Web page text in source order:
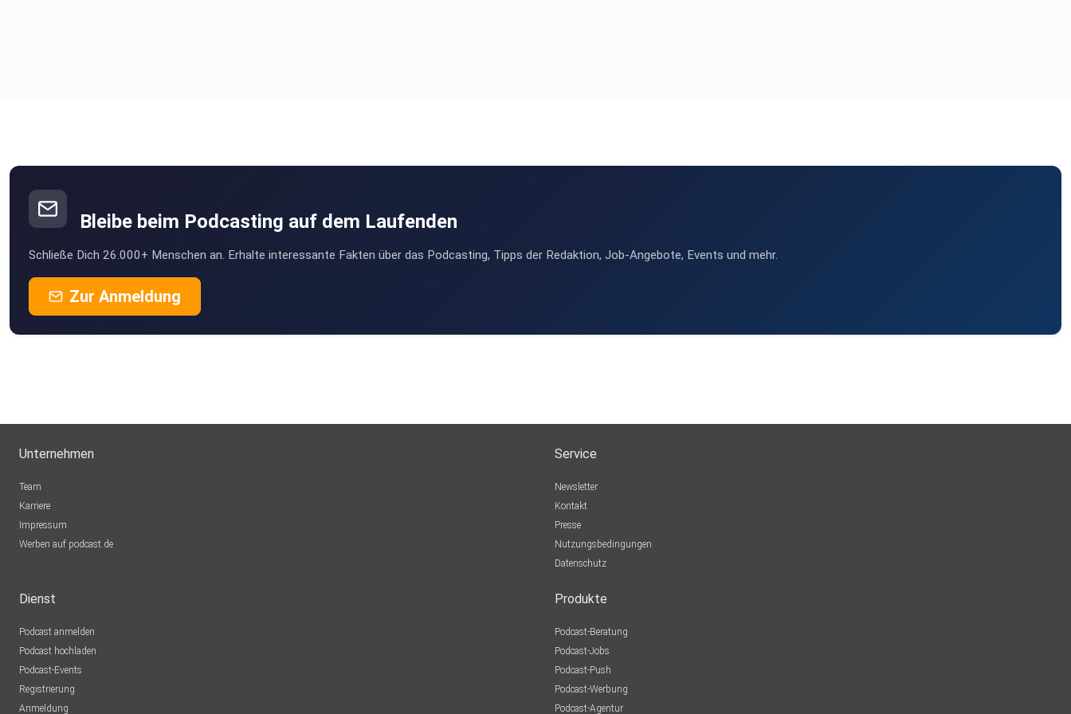
Bleibe beim Podcasting auf dem Laufenden
Schließe Dich 26.000+ Menschen an. Erhalte interessante Fakten über das Podcasting, Tipps der Redaktion, Job-Angebote, Events und mehr.
Zur Anmeldung
Unternehmen
Team
Karriere
Impressum
Werben auf podcast.de
Service
Newsletter
Kontakt
Presse
Nutzungsbedingungen
Datenschutz
Dienst
Podcast anmelden
Podcast hochladen
Podcast-Events
Registrierung
Anmeldung
Produkte
Podcast-Beratung
Podcast-Jobs
Podcast-Push
Podcast-Werbung
Podcast-Agentur